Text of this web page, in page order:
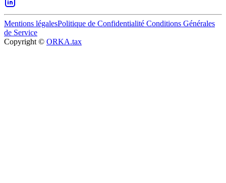
Mentions légalesPolitique de Confidentialité Conditions Générales
de Service
Copyright © ORKA.tax